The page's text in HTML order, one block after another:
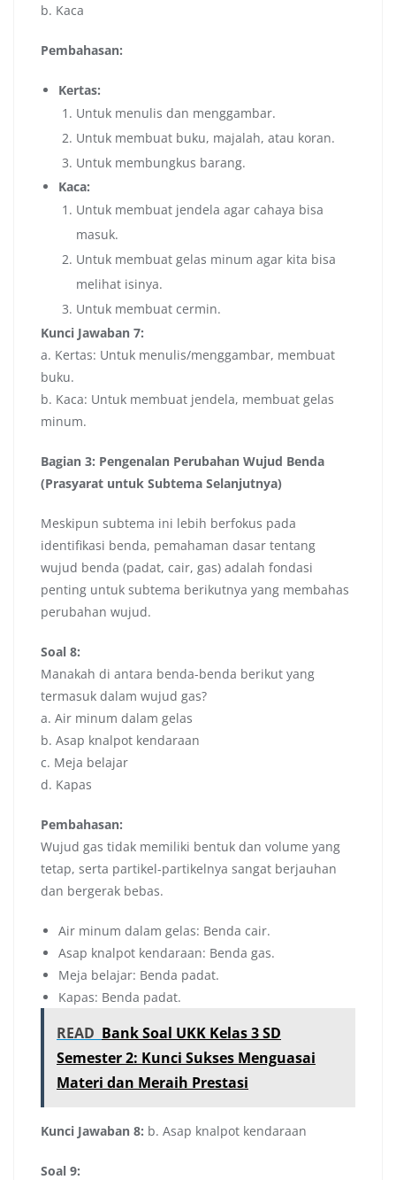
b. Kaca
Pembahasan:
Kertas:
Untuk menulis dan menggambar.
Untuk membuat buku, majalah, atau koran.
Untuk membungkus barang.
Kaca:
Untuk membuat jendela agar cahaya bisa
masuk.
Untuk membuat gelas minum agar kita bisa
melihat isinya.
Untuk membuat cermin.
Kunci Jawaban 7:
a. Kertas: Untuk menulis/menggambar, membuat
buku.
b. Kaca: Untuk membuat jendela, membuat gelas
minum.
Bagian 3: Pengenalan Perubahan Wujud Benda
(Prasyarat untuk Subtema Selanjutnya)
Meskipun subtema ini lebih berfokus pada
identifikasi benda, pemahaman dasar tentang
wujud benda (padat, cair, gas) adalah fondasi
penting untuk subtema berikutnya yang membahas
perubahan wujud.
Soal 8:
Manakah di antara benda-benda berikut yang
termasuk dalam wujud gas?
a. Air minum dalam gelas
b. Asap knalpot kendaraan
c. Meja belajar
d. Kapas
Pembahasan:
Wujud gas tidak memiliki bentuk dan volume yang
tetap, serta partikel-partikelnya sangat berjauhan
dan bergerak bebas.
Air minum dalam gelas: Benda cair.
Asap knalpot kendaraan: Benda gas.
Meja belajar: Benda padat.
Kapas: Benda padat.
READ Bank Soal UKK Kelas 3 SD
Semester 2: Kunci Sukses Menguasai
Materi dan Meraih Prestasi
Kunci Jawaban 8: b. Asap knalpot kendaraan
Soal 9: